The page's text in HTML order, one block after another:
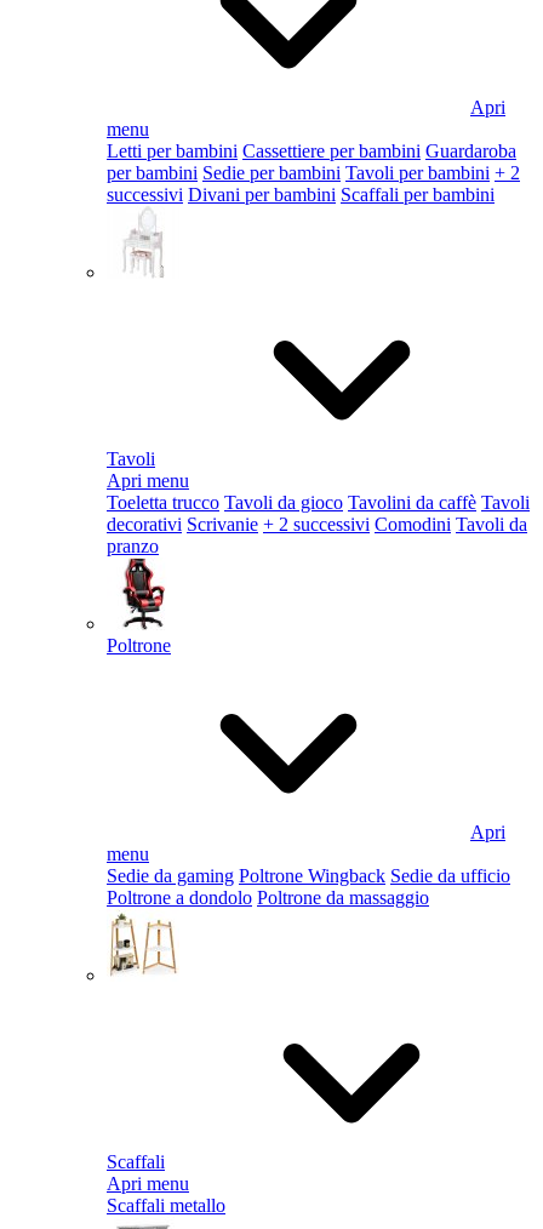
Apri
menu
Letti per bambini Cassettiere per bambini Guardaroba
per bambini Sedie per bambini Tavoli per bambini + 2
successivi Divani per bambini Scaffali per bambini
Tavoli
Apri menu
Toeletta trucco Tavoli da gioco Tavolini da caffè Tavoli
decorativi Scrivanie + 2 successivi Comodini Tavoli da
pranzo
Poltrone
Apri
menu
Sedie da gaming Poltrone Wingback Sedie da ufficio
Poltrone a dondolo Poltrone da massaggio
Scaffali
Apri menu
Scaffali metallo